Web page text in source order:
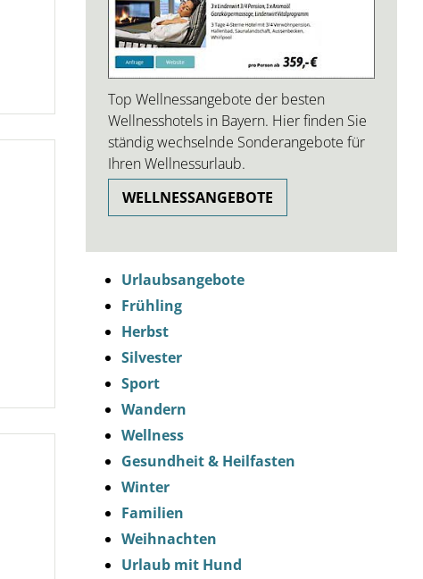
Top Wellnessangebote der besten
Wellnesshotels in Bayern. Hier finden Sie
ständig wechselnde Sonderangebote für
Ihren Wellnessurlaub.
WELLNESSANGEBOTE
Urlaubsangebote
Frühling
Herbst
Silvester
Sport
Wandern
Wellness
Gesundheit & Heilfasten
Winter
Familien
Weihnachten
Urlaub mit Hund